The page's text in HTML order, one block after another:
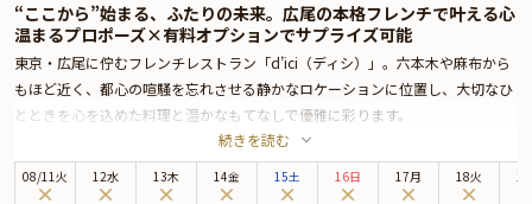
“ここから”始まる、ふたりの未来。広尾の本格フレンチで叶える心
温まるプロポーズ×有料オプションでサプライズ可能
東京・広尾に佇むフレンチレストラン「d’ici（ディシ）」。六本木や麻布から
もほど近く、都心の喧騒を忘れさせる静かなロケーションに位置し、大切なひ
とときを心を込めた料理と温かなもてなしで優雅に彩ります。
店名に込められた“ここから”という想いの通り、おふたりの未来が始まる瞬間
にふさわしい、あたたかさと品格に満ちた空間です。
シェフは本場フランスや星付きレストランで経験を経て、食材の魅力を丁寧に
続きを読む
08/11火 12水 13木 14金 15土 16日 17月 18火